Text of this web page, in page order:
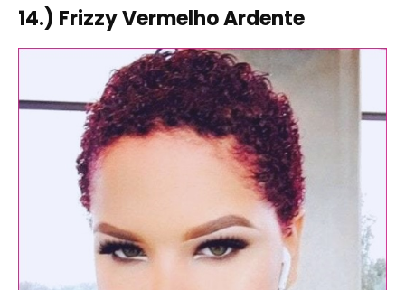
14.) Frizzy Vermelho Ardente